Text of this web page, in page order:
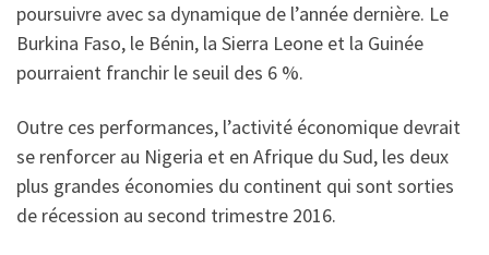
poursuivre avec sa dynamique de l’année dernière. Le
Burkina Faso, le Bénin, la Sierra Leone et la Guinée
pourraient franchir le seuil des 6 %.
Outre ces performances, l’activité économique devrait
se renforcer au Nigeria et en Afrique du Sud, les deux
plus grandes économies du continent qui sont sorties
de récession au second trimestre 2016.